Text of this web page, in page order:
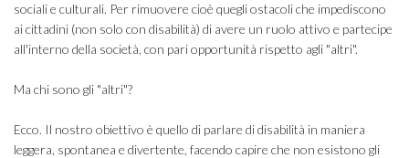
sociali e culturali. Per rimuovere cioè quegli ostacoli che impediscono
ai cittadini (non solo con disabilità) di avere un ruolo attivo e partecipe
all'interno della società, con pari opportunità rispetto agli "altri".
Ma chi sono gli "altri"?
Ecco. Il nostro obiettivo è quello di parlare di disabilità in maniera
leggera, spontanea e divertente, facendo capire che non esistono gli